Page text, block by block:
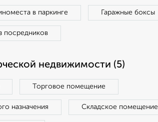
в паркинге Гаражные боксы
посредников
недвижимости (5)
Торговое помещение
назначения Складское помещение